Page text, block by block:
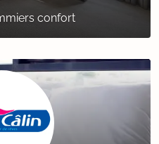
confort